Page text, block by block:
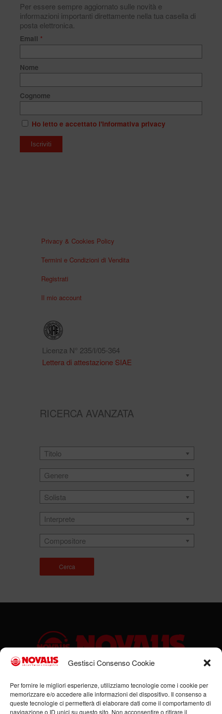
Gestisci Consenso Cookie
Per fornire le migliori esperienze, utilizziamo tecnologie come i cookie per
memorizzare e/o accedere alle informazioni del dispositivo. Il consenso a
queste tecnologie ci permetterà di elaborare dati come il comportamento di
navigazione o ID unici su questo sito. Non acconsentire o ritirare il
Per essere sempre aggiornato sulle novità e
informazioni importanti direttamente nella tua casella di
posta elettronica.
Email *
Nome
Cognome
Ho letto e accettato l'informativa privacy
Privacy & Cookies Policy
Termini e Condizioni di Vendita
Registrati
Il mio account
Licenza N° 235/I/05-364
Lettera di attestazione SIAE
RICERCA AVANZATA
Titolo
Genere
Solista
Interprete
Compositore
Cerca
Sede legale: Via Cassino, 1 – 47923 Rimini (RN) – Ufficio:
Via Flaminia, 185/B – 47923 Rimini (RN) – P.IVA:
00951980408